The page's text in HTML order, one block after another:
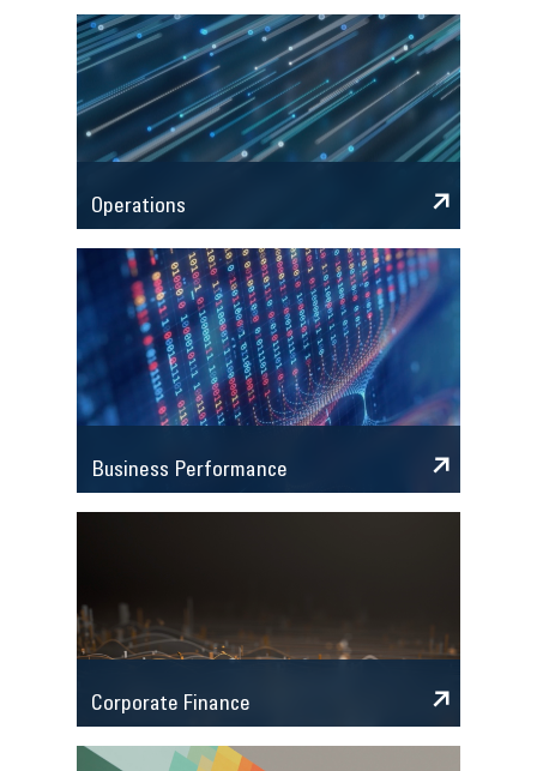
Operations
Business Performance
Corporate Finance